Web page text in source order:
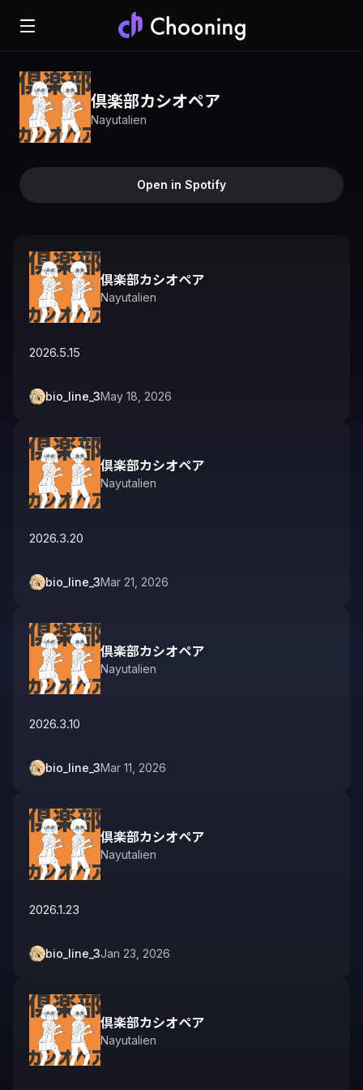
倶楽部カシオペア
Nayutalien
Open in Spotify
倶楽部カシオペア
Nayutalien
2026.5.15
bio_line_3May 18, 2026
倶楽部カシオペア
Nayutalien
2026.3.20
bio_line_3Mar 21, 2026
倶楽部カシオペア
Nayutalien
2026.3.10
bio_line_3Mar 11, 2026
倶楽部カシオペア
Nayutalien
2026.1.23
bio_line_3Jan 23, 2026
倶楽部カシオペア
Nayutalien